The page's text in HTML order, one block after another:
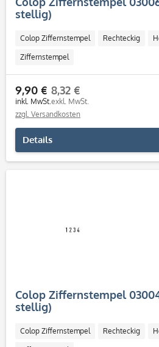
stellig)
Colop Ziffernstempel Rechteckig
Ziffernstempel
9,90 €
inkl. MwSt.
8,32 €
exkl. MwSt.
zzgl. Versandkosten
Details
Colop Ziffernstempel
stellig)
Colop Ziffernstempel Rechteckig